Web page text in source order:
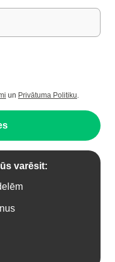
un Privātuma Politiku.
varēsit: